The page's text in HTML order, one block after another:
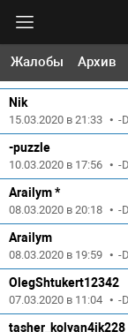
Жалобы Архив
LENIN
Nik
15.03.2020 в 21:33 • -
-puzzle
10.03.2020 в 17:56 • -
Arailym *
08.03.2020 в 20:18 • -
Arailym
08.03.2020 в 19:59 • -
OlegShtukert12342
07.03.2020 в 11:04 • -
tasher_kolyan4ik228